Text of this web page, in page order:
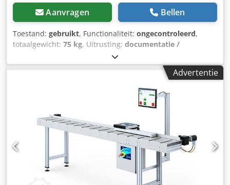
Aanvragen Bellen
Toestand: gebruikt, Functionaliteit: ongecontroleerd,
totaalgewicht: 75 kg, Uitrusting: documentatie /
, Magnetische Lineaire geleidingen /
positioneringsystemen met Heidenhain Lida 101C Linealen
“Magnetic Linear Motor Motion systems” | "Linear Motor
Motion System" Slag geleiding: 1240MM Dkodpfx Ajw
Advertentie